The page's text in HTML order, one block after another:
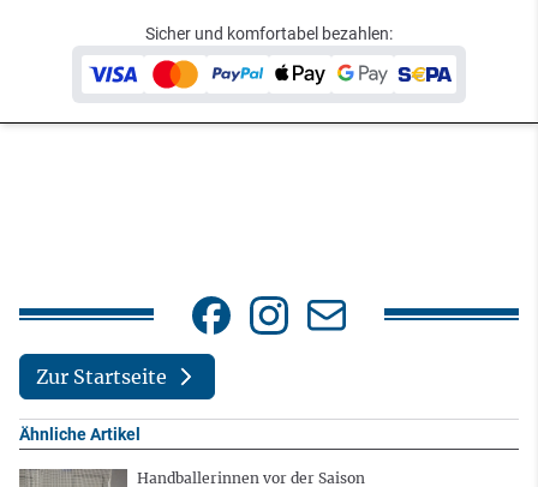
Sicher und komfortabel bezahlen:
Zur Startseite
Ähnliche Artikel
Handballerinnen vor der Saison